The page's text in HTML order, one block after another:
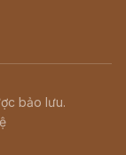
bảo lưu.